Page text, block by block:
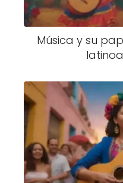
Música y su